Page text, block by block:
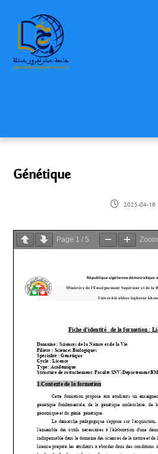
Génétique
2025-04-16
Page 1 /5 Zoom